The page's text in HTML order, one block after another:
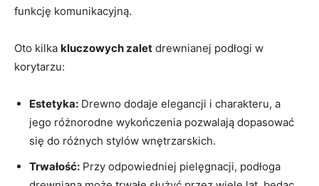
funkcję komunikacyjną.
Oto ⁣kilka‍ kluczowych zalet drewnianej podłogi w
korytarzu:
Estetyka: Drewno dodaje elegancji i charakteru,⁤ a⁢
jego‍ różnorodne wykończenia pozwalają dopasować
się do różnych stylów wnętrzarskich.
Trwałość: Przy odpowiedniej ​pielęgnacji, podłoga